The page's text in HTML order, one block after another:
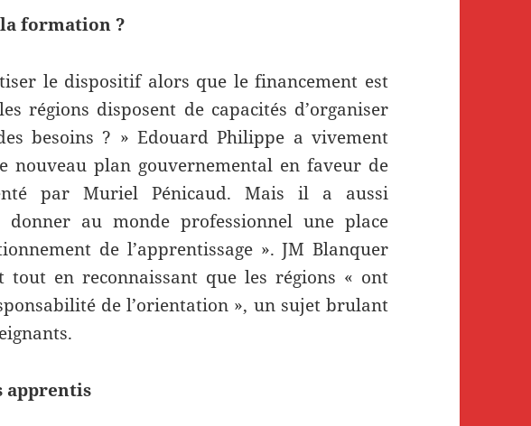
formation ?
le dispositif alors que le financement est
régions disposent de capacités d’organiser
besoins ? » Edouard Philippe a vivement
nouveau plan gouvernemental en faveur de
par Muriel Pénicaud. Mais il a aussi
au monde professionnel une place
de l’apprentissage ». JM Blanquer
tout en reconnaissant que les régions « ont
de l’orientation », un sujet brulant
apprentis